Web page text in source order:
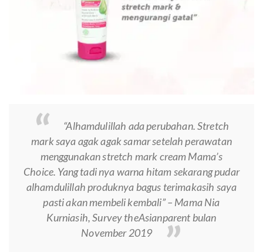
“Alhamdulillah ada perubahan. Stretch
mark saya agak agak samar setelah perawatan
menggunakan stretch mark cream Mama’s
Choice. Yang tadi nya warna hitam sekarang pudar
alhamdulillah produknya bagus terimakasih saya
pasti akan membeli kembali” – Mama Nia
Kurniasih, Survey theAsianparent bulan
November 2019